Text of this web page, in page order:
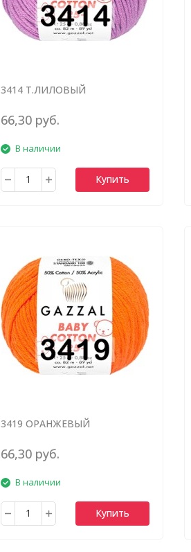
3414 Т.ЛИЛОВЫЙ
66,30 руб.
В наличии
Купить
3419 ОРАНЖЕВЫЙ
66,30 руб.
В наличии
Купить